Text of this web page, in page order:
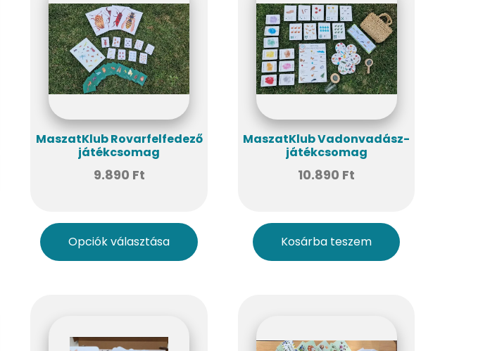
MaszatKlub Rovarfelfedező
játékcsomag
9.890 Ft
Opciók választása
MaszatKlub Vadonvadász-
játékcsomag
10.890 Ft
Kosárba teszem